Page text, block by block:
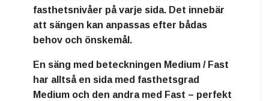
fasthetsnivåer på varje sida. Det innebär
att sängen kan anpassas efter bådas
behov och önskemål.
En säng med beteckningen Medium / Fast
har alltså en sida med fasthetsgrad
Medium och den andra med Fast – perfekt